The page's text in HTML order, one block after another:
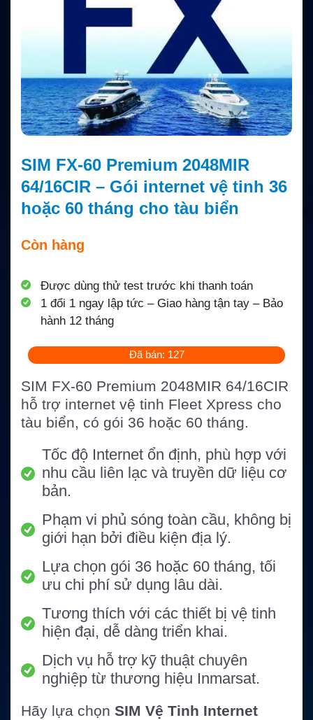
SIM FX-60 Premium 2048MIR
64/16CIR – Gói internet vệ tinh 36
hoặc 60 tháng cho tàu biển
Còn hàng
Được dùng thử test trước khi thanh toán
1 đổi 1 ngay lập tức – Giao hàng tận tay – Bảo
hành 12 tháng
Đã bán: 127
SIM FX-60 Premium 2048MIR 64/16CIR
hỗ trợ internet vệ tinh Fleet Xpress cho
tàu biển, có gói 36 hoặc 60 tháng.
Tốc độ Internet ổn định, phù hợp với
nhu cầu liên lạc và truyền dữ liệu cơ
bản.
Phạm vi phủ sóng toàn cầu, không bị
giới hạn bởi điều kiện địa lý.
Lựa chọn gói 36 hoặc 60 tháng, tối
ưu chi phí sử dụng lâu dài.
Tương thích với các thiết bị vệ tinh
hiện đại, dễ dàng triển khai.
Dịch vụ hỗ trợ kỹ thuật chuyên
nghiệp từ thương hiệu Inmarsat.
Hãy lựa chọn SIM Vệ Tinh Internet